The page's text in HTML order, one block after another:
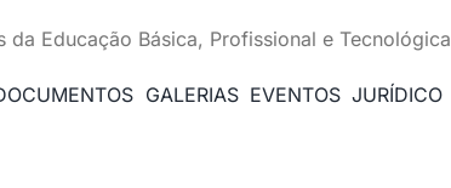
Educação Básica, Profissional e Tecnológica
GALERIAS EVENTOS JURÍDICO